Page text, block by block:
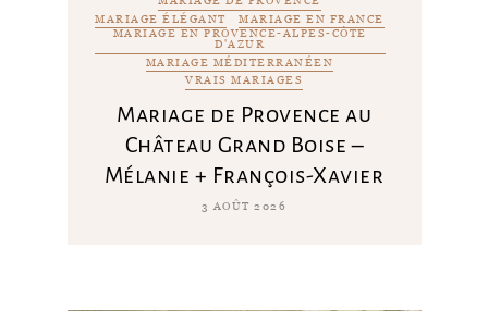
MARIAGE ÉLÉGANT
MARIAGE EN FRANCE
MARIAGE EN PROVENCE-ALPES-CÔTE
D'AZUR
MARIAGE MÉDITERRANÉEN
VRAIS MARIAGES
Mariage de Provence au
Château Grand Boise –
Mélanie + François-Xavier
3 AOÛT 2026